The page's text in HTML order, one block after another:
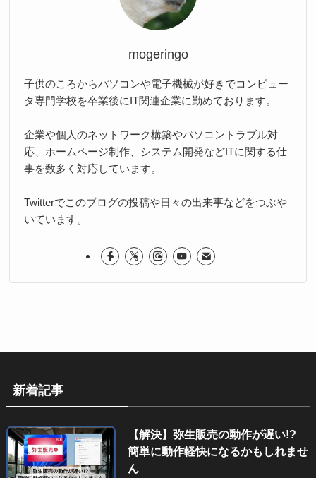
mogeringo
子供のころからパソコンや電子機械が好きでコンピュー
タ専門学校を卒業後にIT関連企業に勤めております。
企業や個人のネットワーク構築やパソコントラブル対
応、ホームページ制作、システム開発などITに関する仕
事を数多く対応しています。
Twitterでこのブログの投稿や日々の出来事などをつぶや
いています。
新着記事
【解決】弥生販売の動作が遅い!?
簡単に動作軽快になるかもしれませ
ん